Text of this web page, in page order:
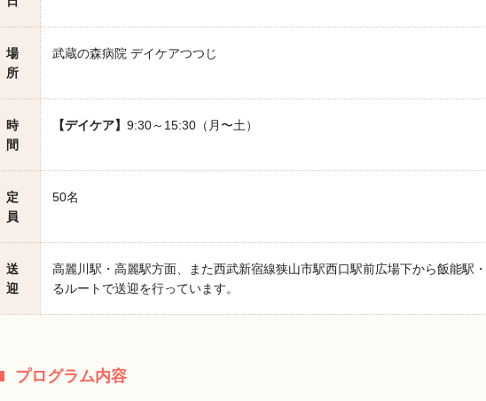
場
所
武蔵の森病院 デイケアつつじ
時
間
【デイケア】 9:30～15:30（月〜土）
定
員
50名
送
迎
高麗川駅・高麗駅方面、また西武新宿線狭山市駅西口駅前広場下から飯能駅
るルートで送迎を行っています。
プログラム内容